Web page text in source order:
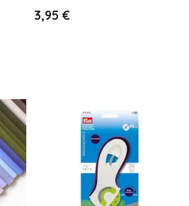
Hinta
3,95 €